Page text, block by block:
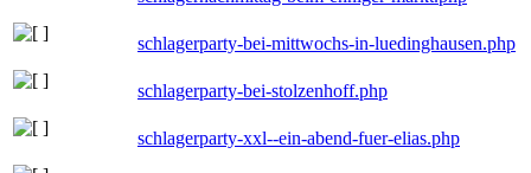
schlagerparty-bei-mittwochs-in-luedinghausen.php
schlagerparty-bei-stolzenhoff.php
schlagerparty-xxl--ein-abend-fuer-elias.php